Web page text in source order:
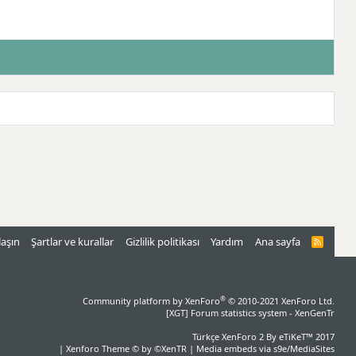
Şartlar ve kurallar Gizlilik politikası Yardım Ana sayfa
R
Community platform by XenForo® © 2010-2021 XenForo Ltd.
[XGT] Forum statistics system - XenGenTr
Türkçe XenForo 2 By eTiKeT™ 2017
| Xenforo Theme © by ©XenTR | Media embeds via s9e/MediaSites